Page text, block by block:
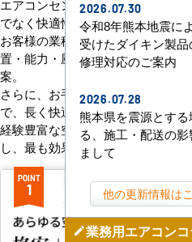
エアコンセンターACは、「格安
でなく快適性と機能性にもこだわ
お客様の業種や施設の形態に合わ
置・能力・風向きなどを総合的に
案。
さらに、お手入れのしやすさやメ
で、長く快適にご使用いただける
経験豊富な空調技術者が現場の状
し、最も効果的で効率的なプラン
POINT
1
2026.07.30
令和8年熊本地震に
受けたダイキン製品
修理対応のご案内
2026.07.28
熊本県を震源とする
る、施工・配送の影
まして
他の更新情報は
mode_edit業務用エアコン